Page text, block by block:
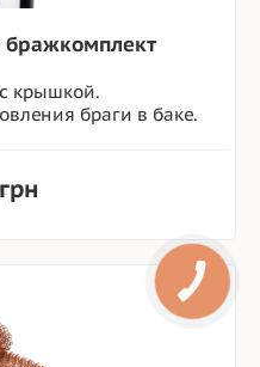
бражкомплект
крышкой.
браги в баке.